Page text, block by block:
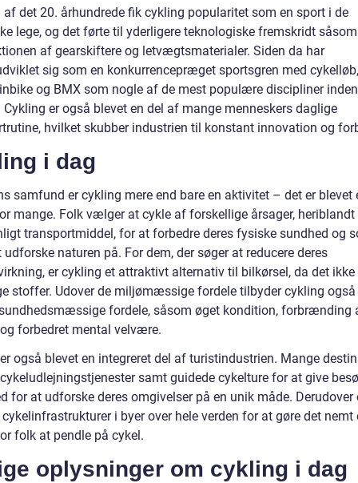
af det 20. århundrede fik cykling popularitet som en sport i de
lege, og det førte til yderligere teknologiske fremskridt såsom
af gearskiftere og letvægtsmaterialer. Siden da har
sig som en konkurrencepræget sportsgren med cykelløb,
og BMX som nogle af de mest populære discipliner
Cykling er også blevet en del af mange menneskers daglige
hvilket skubber industrien til konstant innovation og
i dag
samfund er cykling mere end bare en aktivitet – det er blevet
mange. Folk vælger at cykle af forskellige årsager, heriblandt
transportmiddel, for at forbedre deres fysiske sundhed og
udforske naturen på. For dem, der søger at reducere deres
er cykling et attraktivt alternativ til bilkørsel, da det ikke
stoffer. Udover de miljømæssige fordele tilbyder cykling også
fordele, såsom øget kondition, forbrænding
forbedret mental velvære.
også blevet en integreret del af turistindustrien. Mange
samt guidede cykelture for at give
for at udforske deres omgivelser på en unik måde. Derudover
i byer over hele verden for at gøre det nemt
folk at pendle på cykel.
oplysninger om cykling i dag